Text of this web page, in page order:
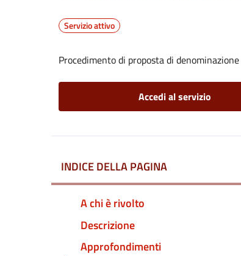
Servizio attivo
Procedimento di proposta di
Accedi al servizio
INDICE DELLA PAGINA
A chi è rivolto
Descrizione
Approfondimenti